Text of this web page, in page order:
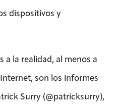
dispositivos y
a la realidad, al menos a
son los informes
Surry (@patricksurry),